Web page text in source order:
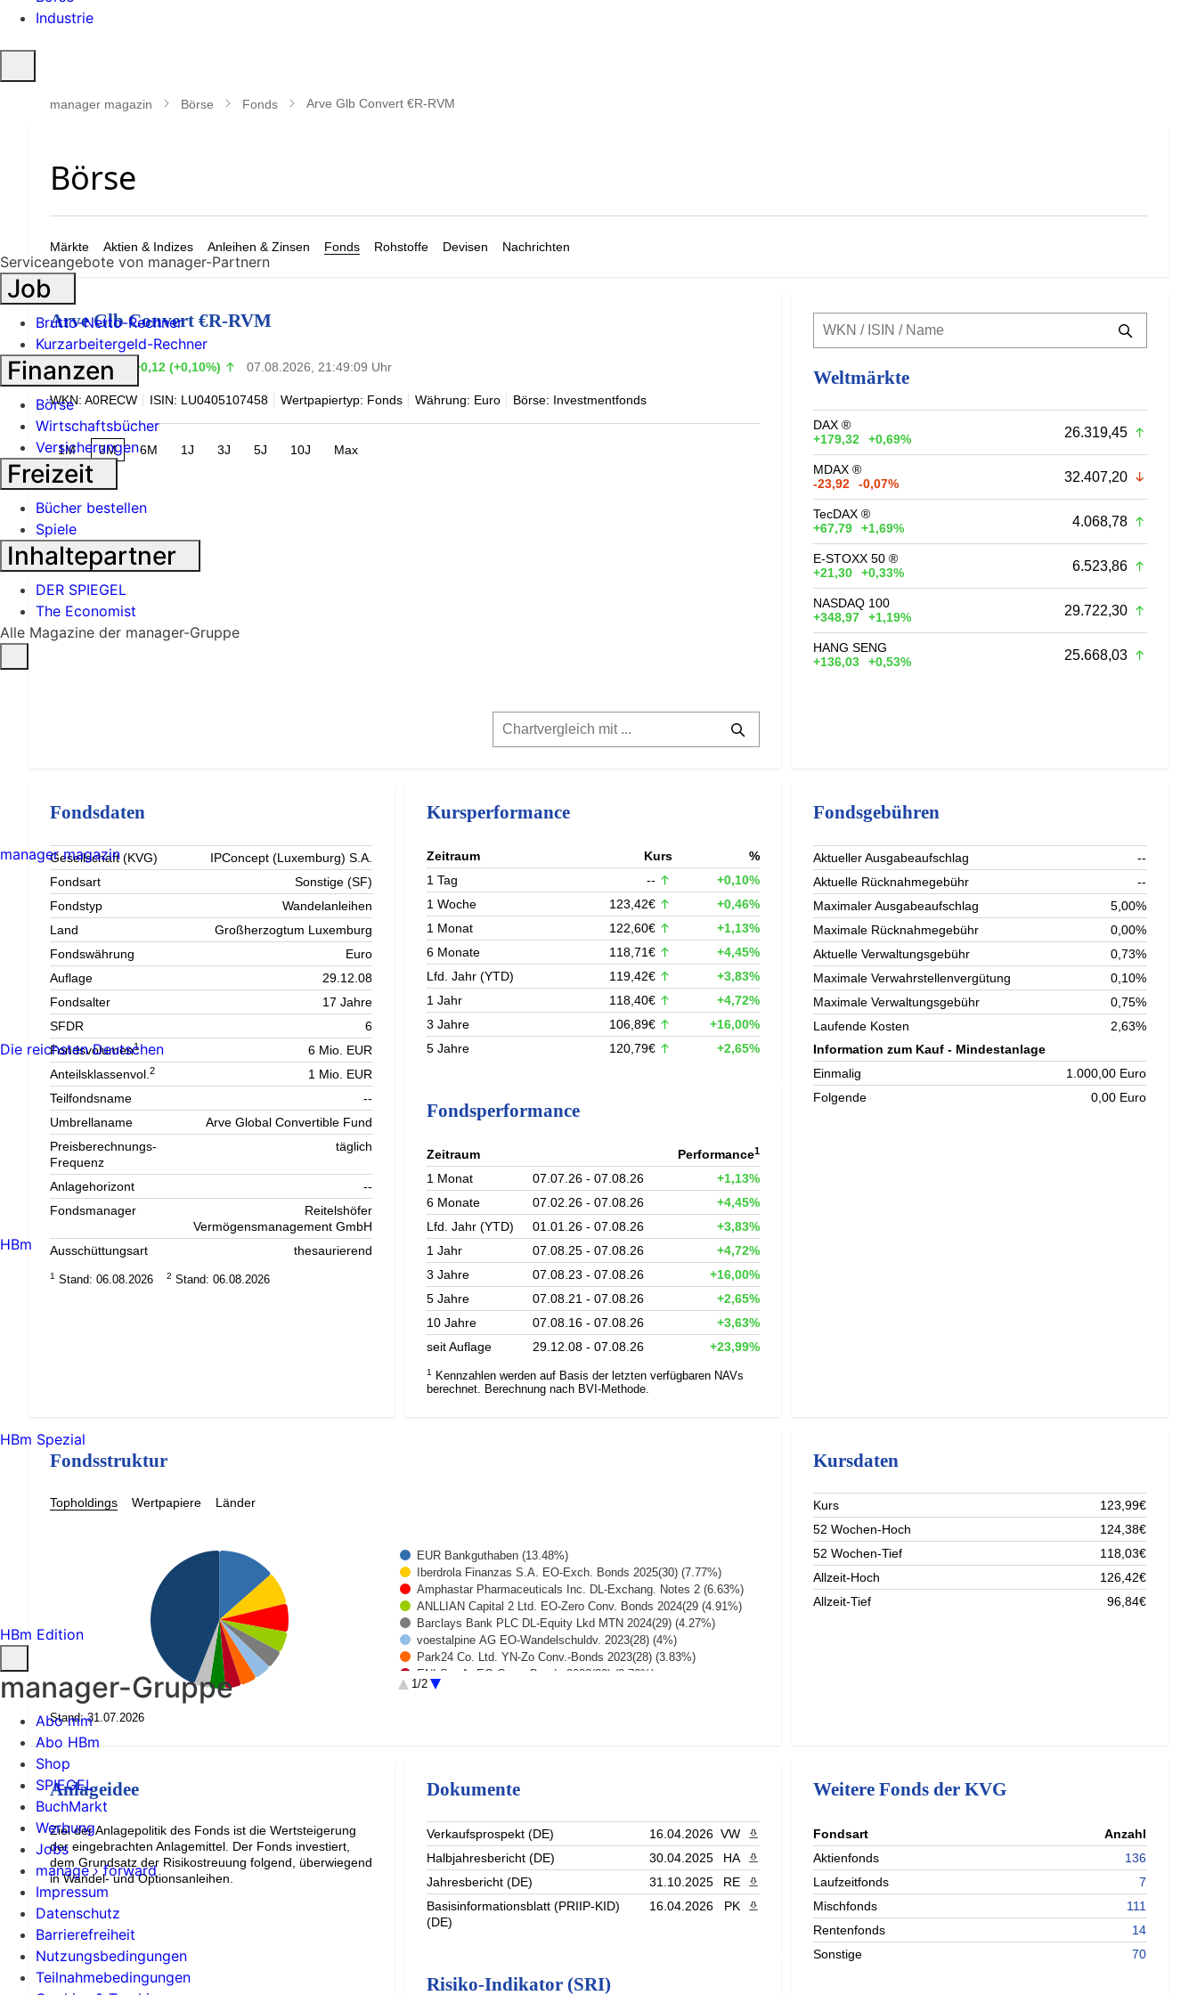
Industrie
öffnen
manager magazin Börse Fonds Arve Glb Convert €R-RVM
Märkte Aktien & Indizes Anleihen & Zinsen Fonds Rohstoffe Devisen Nachrichten
Arve Glb Convert €R-RVM
123,99 +0,12 (+0,10%) 07.08.2026, 21:49:09 Uhr
WKN: A0RECW ISIN: LU0405107458 Wertpapiertyp: Fonds Währung: Euro Börse: Investmentfonds
1M 3M 6M 1J 3J 5J 10J Max
Weltmärkte
DAX ®
+179,32
+0,69% 26.319,45
MDAX ®
-23,92
-0,07% 32.407,20
TecDAX ®
+67,79
+1,69% 4.068,78
E-STOXX 50 ®
+21,30
+0,33% 6.523,86
NASDAQ 100
+348,97
+1,19% 29.722,30
HANG SENG
+136,03
+0,53% 25.668,03
Fondsdaten
Gesellschaft (KVG)
IPConcept (Luxemburg) S.A.
Fondsart
Sonstige (SF)
Fondstyp
Wandelanleihen
Land
Großherzogtum Luxemburg
Fondswährung
Euro
Auflage
29.12.08
Fondsalter
17 Jahre
SFDR
6
Fondsvolumen1
6 Mio. EUR
Anteilsklassenvol.2
1 Mio. EUR
Teilfondsname
--
Umbrellaname
Arve Global Convertible Fund
Preisberechnungs-
Frequenz
täglich
Anlagehorizont
--
Fondsmanager
Reitelshöfer
Vermögensmanagement GmbH
Ausschüttungsart
thesaurierend
1 Stand: 06.08.2026 2 Stand: 06.08.2026
Kursperformance
Zeitraum Kurs
%
1 Tag
--
+0,10%
1 Woche
123,42€
+0,46%
1 Monat
122,60€
+1,13%
6 Monate
118,71€
+4,45%
Lfd. Jahr (YTD)
119,42€
+3,83%
1 Jahr
118,40€
+4,72%
3 Jahre
106,89€
+16,00%
5 Jahre
120,79€ +2,65%
Fondsperformance
Zeitraum Performance1
1 Monat 07.07.26 - 07.08.26
+1,13%
6 Monate
07.02.26 - 07.08.26
+4,45%
Lfd. Jahr (YTD)
01.01.26 - 07.08.26
+3,83%
1 Jahr
07.08.25 - 07.08.26
+4,72%
3 Jahre
07.08.23 - 07.08.26
+16,00%
5 Jahre
07.08.21 - 07.08.26
+2,65%
10 Jahre
07.08.16 - 07.08.26
+3,63%
seit Auflage
29.12.08 - 07.08.26 +23,99%
1
Kennzahlen werden auf Basis der letzten verfügbaren NAVs
berechnet. Berechnung nach BVI-Methode.
Fondsgebühren
Aktueller Ausgabeaufschlag
--
Aktuelle Rücknahmegebühr
--
Maximaler Ausgabeaufschlag
5,00%
Maximale Rücknahmegebühr
0,00%
Aktuelle Verwaltungsgebühr
0,73%
Maximale Verwahrstellenvergütung
0,10%
Maximale Verwaltungsgebühr
0,75%
Laufende Kosten
2,63%
Information zum Kauf - Mindestanlage
Einmalig
1.000,00 Euro
Folgende
0,00 Euro
Fondsstruktur
Topholdings Wertpapiere Länder
EUR Bankguthaben (13.48%)
Iberdrola Finanzas S.A. EO-Exch. Bonds 2025(30) (7.77%)
Amphastar Pharmaceuticals Inc. DL-Exchang. Notes 2 (6.63%)
ANLLIAN Capital 2 Ltd. EO-Zero Conv. Bonds 2024(29 (4.91%)
Barclays Bank PLC DL-Equity Lkd MTN 2024(29) (4.27%)
voestalpine AG EO-Wandelschuldv. 2023(28) (4%)
Park24 Co. Ltd. YN-Zo Conv.-Bonds 2023(28) (3.83%)
ENI S.p.A. EO-Conv. Bonds 2023(30) (3.76%)
Evergy Inc. DL-Exch. Notes 2024(27) (3.73%)
1/2
Stand: 31.07.2026
Kursdaten
Kurs
123,99€
52 Wochen-Hoch
124,38€
52 Wochen-Tief
118,03€
Allzeit-Hoch
126,42€
Allzeit-Tief
96,84€
Anlageidee
Ziel der Anlagepolitik des Fonds ist die Wertsteigerung
der eingebrachten Anlagemittel. Der Fonds investiert,
dem Grundsatz der Risikostreuung folgend, überwiegend
in Wandel- und Optionsanleihen.
Dokumente
Verkaufsprospekt (DE) 16.04.2026 VW
PDF herunterladen
Halbjahresbericht (DE)
30.04.2025 HA
PDF herunterladen
Jahresbericht (DE)
31.10.2025 RE
PDF herunterladen
Basisinformationsblatt (PRIIP-KID)
(DE)
16.04.2026 PK PDF herunterladen
Risiko-Indikator (SRI)
Weitere Fonds der KVG
Fondsart
Anzahl
Aktienfonds
136
Laufzeitfonds
7
Mischfonds
111
Rentenfonds
14
Sonstige
70
Serviceangebote von manager-Partnern
Job
Brutto-Netto-Rechner
Kurzarbeitergeld-Rechner
Finanzen
Börse
Wirtschaftsbücher
Versicherungen
Freizeit
Bücher bestellen
Spiele
Inhaltepartner
DER SPIEGEL
The Economist
Alle Magazine der manager-Gruppe
manager magazin
Die reichsten Deutschen
HBm
HBm Spezial
HBm Edition
manager-Gruppe
Abo mm
Abo HBm
Shop
SPIEGEL
BuchMarkt
Werbung
Jobs
manage › forward
Impressum
Datenschutz
Barrierefreiheit
Nutzungsbedingungen
Teilnahmebedingungen